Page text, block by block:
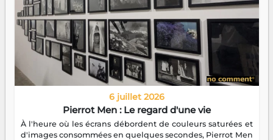
6 juillet 2026
Pierrot Men : Le regard d'une vie
À l'heure où les écrans débordent de couleurs saturées et
d'images consommées en quelques secondes, Pierrot Men